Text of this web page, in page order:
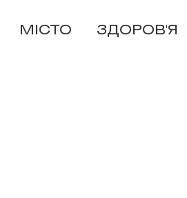
МІСТО ЗДОРОВ'Я